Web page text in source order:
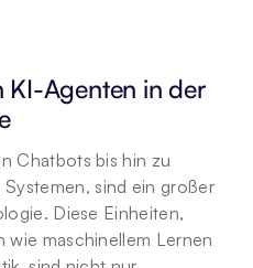
KI-Agenten in der
Chatbots bis hin zu
sind ein großer
Diese Einheiten,
wie maschinellem Lernen